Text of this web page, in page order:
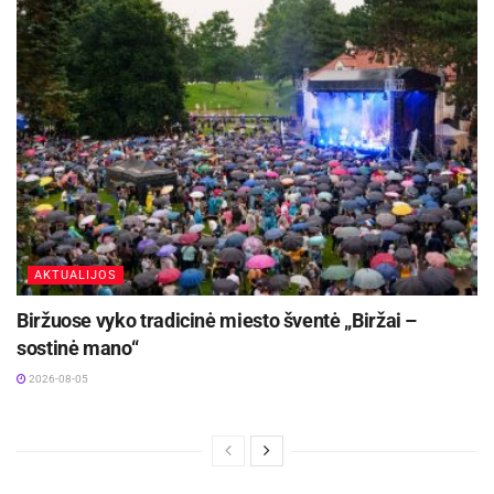
tiekiamo vandens sistemų.
Šaltinis: Švenčionių rajono savivaldybė
Žymos: Savivalda
AKTUALIJOS
Biržuose vyko tradicinė miesto šventė „Biržai –
sostinė mano“
2026-08-05